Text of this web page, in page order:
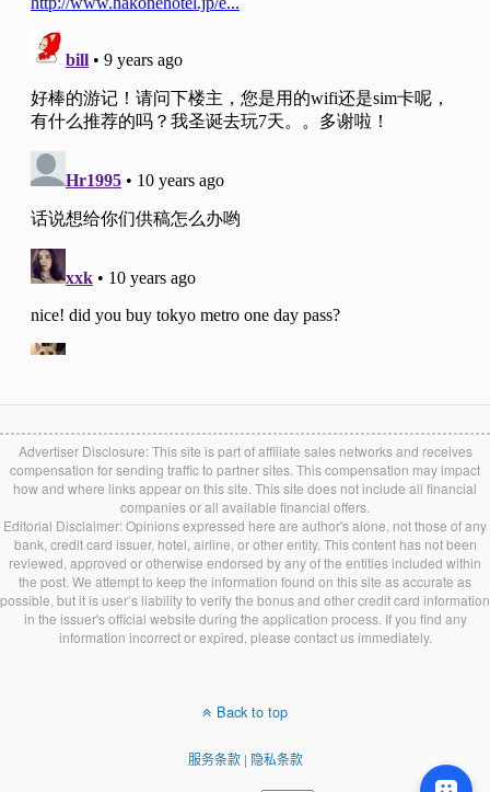
Advertiser Disclosure: This site is part of affiliate sales networks and receives
compensation for sending traffic to partner sites. This compensation may impact
how and where links appear on this site. This site does not include all financial
companies or all available financial offers.
Editorial Disclaimer: Opinions expressed here are author's alone, not those of any
bank, credit card issuer, hotel, airline, or other entity. This content has not been
reviewed, approved or otherwise endorsed by any of the entities included within
the post. We attempt to keep the information found on this site as accurate as
possible, but it is user’s liability to verify the bonus and other credit card information
in the issuer's official website during the application process. If you find any
information incorrect or expired, please contact us immediately.
Back to top
服务条款| 隐私条款